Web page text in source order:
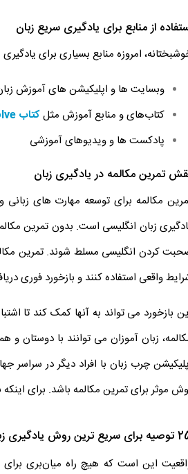
از منابع برای یادگیری سریع زبان
امروزه منابع بسیاری برای
وبسایت ها و اپلیکیشن های آموزش
کتاب‌های و منابع آموزش مثلکتاب Evolve
پادکست ها و ویدیوهای آموزشی
تمرین مکالمه در یادگیری زبان
مکالمه برای توسعه مهارت های
زبان انگلیسی است. بدون تمرین
کردن انگلیسی مسلط شوند. تمرین
واقعی استفاده کنند و بازخورد فوری
بازخورد می تواند به آنها کمک کند تا
زبان آموزان می توانند با دوستان
چرب زبان با افراد دیگر در سراسر
موثر برای تمرین مکالمه باشد. برای اینکه
روش یادگیری زبان انگلیسی
این است که هیچ راه میان‌بری برای